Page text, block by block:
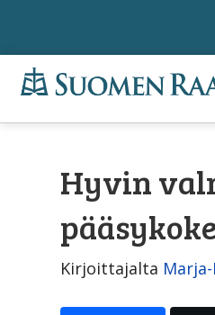
Hyvin
Kirjoittajalta